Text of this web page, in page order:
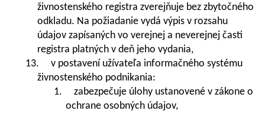
živnostenského registra zverejňuje bez zbytočného
odkladu. Na požiadanie vydá výpis v rozsahu
údajov zapísaných vo verejnej a neverejnej časti
registra platných v deň jeho vydania,
13. v postavení užívateľa informačného systému
živnostenského podnikania:
1. zabezpečuje úlohy ustanovené v zákone o
ochrane osobných údajov,